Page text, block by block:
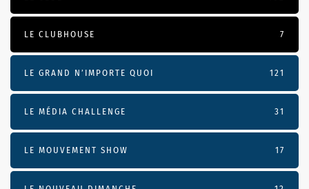
LE CLUBHOUSE 7
LE GRAND N’IMPORTE QUOI 121
LE MÉDIA CHALLENGE 31
LE MOUVEMENT SHOW 17